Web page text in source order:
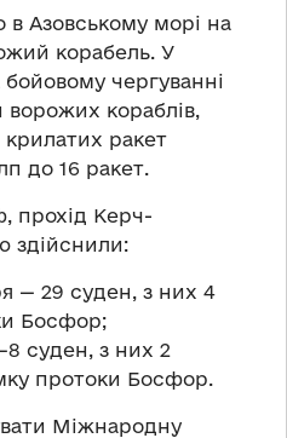
в Азовському морі на
корабель. У
чергуванні
кораблів,
ракет
до 16 ракет.
прохід Керч-
здійснили:
— 29 суден, з них 4
Босфор;
суден, з них 2
протоки Босфор.
Міжнародну